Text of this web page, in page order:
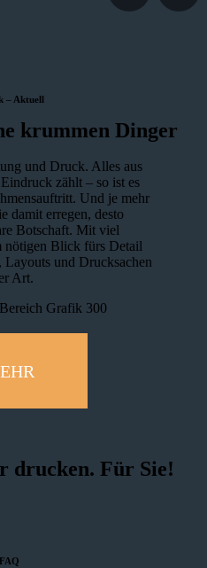
– Aktuell
krummen Dinger
und Druck. Alles aus
zählt – so ist es
Und je mehr
damit erregen, desto
Botschaft. Mit viel
nötigen Blick fürs Detail
und Drucksachen
Art.
drucken. Für Sie!
FAQ